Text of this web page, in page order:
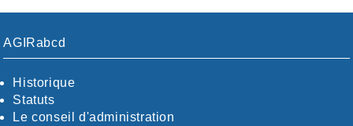
AGIRabcd
Historique
Statuts
Le conseil d'administration